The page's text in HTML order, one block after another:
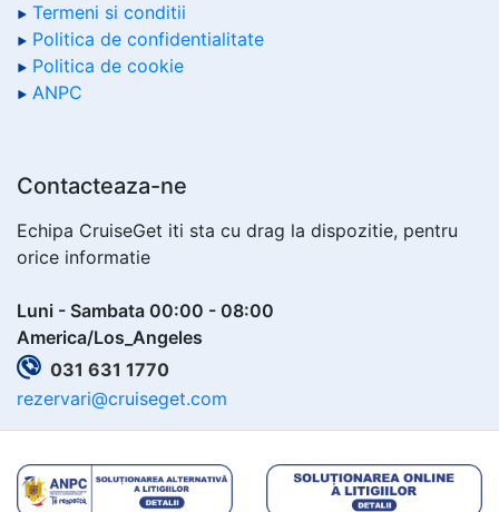
Termeni si conditii
Politica de confidentialitate
Politica de cookie
ANPC
Contacteaza-ne
Echipa CruiseGet iti sta cu drag la dispozitie, pentru
orice informatie
Luni - Sambata 00:00 - 08:00
America/Los_Angeles
031 631 1770
rezervari@cruiseget.com